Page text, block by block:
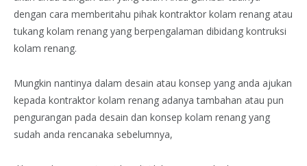
dengan cara memberitahu pihak kontraktor kolam renang atau
tukang kolam renang yang berpengalaman dibidang kontruksi
kolam renang.
Mungkin nantinya dalam desain atau konsep yang anda ajukan
kepada kontraktor kolam renang adanya tambahan atau pun
pengurangan pada desain dan konsep kolam renang yang
sudah anda rencanaka sebelumnya,